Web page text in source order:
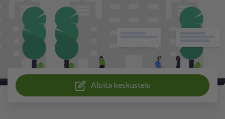
Aloita keskustelu